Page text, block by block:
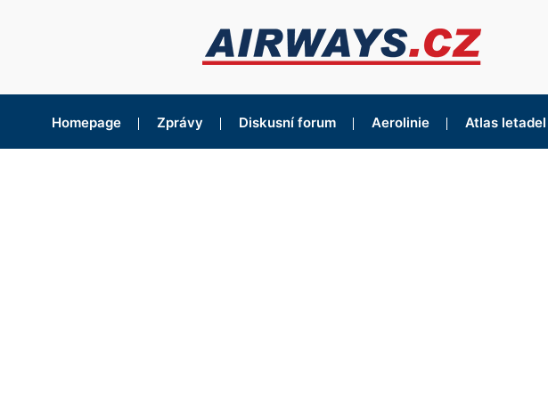
Homepage Zprávy Diskusní forum Aerolinie Atlas letadel